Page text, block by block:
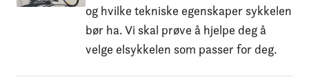
og hvilke tekniske egenskaper sykkelen
bør ha. Vi skal prøve å hjelpe deg å
velge elsykkelen som passer for deg.